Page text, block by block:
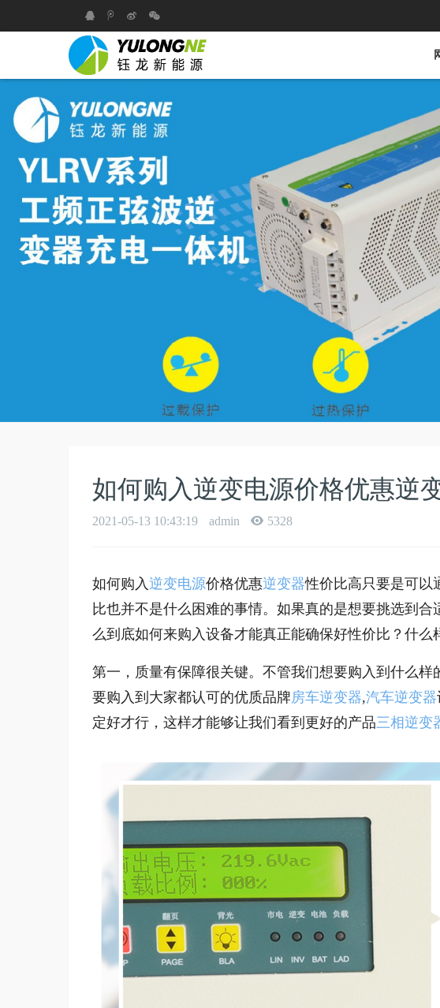
如何购入逆变电源价格优惠逆
2021-05-13 10:43:19 admin 5328
如何购入逆变电源价格优惠逆变器性价比高只要是可以
比也并不是什么困难的事情。如果真的是想要挑选到
么到底如何来购入设备才能真正能确保好性价比？什么
第一，质量有保障很关键。不管我们想要购入到什么
要购入到大家都认可的优质品牌房车逆变器,汽车逆变器
定好才行，这样才能够让我们看到更好的产品三相逆变